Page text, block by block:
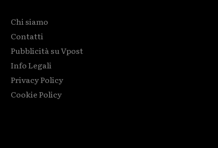
Chi siamo
Contatti
Pubblicità su Vpost
Info Legali
Privacy Policy
Cookie Policy